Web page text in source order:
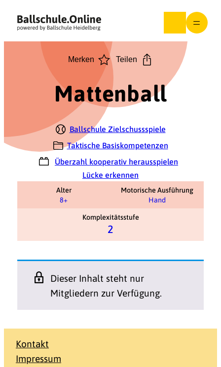
Inhalt
springen
Merken Teilen
Mattenball
Ballschule Zielschussspiele
Taktische Basiskompetenzen
Überzahl kooperativ herausspielen
Lücke erkennen
Alter
8+
Motorische Ausführung
Hand
Komplexitätsstufe
2
Dieser Inhalt steht nur
Mitgliedern zur Verfügung.
Kontakt
Impressum